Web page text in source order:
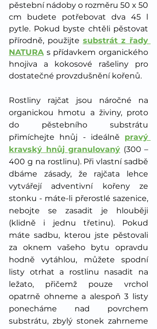
pěstební nádoby o rozměru 50 x 50
cm budete potřebovat dva 45 l
pytle. Pokud byste chtěli pěstovat
přírodně, použijte substrát z řady
NATURA s přídavkem organického
hnojiva a kokosové rašeliny pro
dostatečné provzdušnění kořenů.
Rostliny rajčat jsou náročné na
organickou hmotu a živiny, proto
do pěstebního substrátu
přimíchejte hnůj - ideálně pravý
kravský hnůj granulovaný (300 –
400 g na rostlinu). Při vlastní sadbě
dbáme zásady, že rajčata lehce
vytvářejí adventivní kořeny ze
stonku - máte-li přerostlé sazenice,
nebojte se zasadit je hlouběji
(klidně i jednu třetinu). Pokud
máte sadbu, kterou jste pěstovali
za oknem vašeho bytu opravdu
hodně vytáhlou, můžete spodní
listy otrhat a rostlinu nasadit na
ležato, přičemž pouze vrchol
opatrně ohneme a alespoň 3 listy
ponecháme nad povrchem
substrátu, zbylý stonek zahrneme